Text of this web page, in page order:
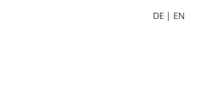
DE EN